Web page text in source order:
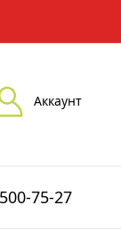
Аккаунт
75-27